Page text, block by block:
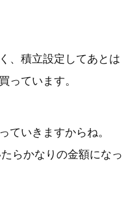
、積立設定してあとは
っています。
ていきますからね。
らかなりの金額になっ